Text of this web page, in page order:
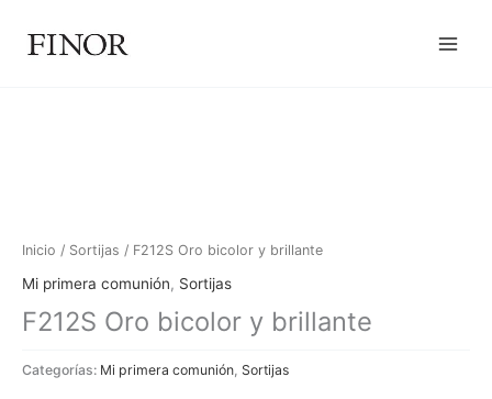
contenido
Inicio / Sortijas / F212S Oro bicolor y brillante
Mi primera comunión, Sortijas
F212S Oro bicolor y brillante
Categorías: Mi primera comunión Sortijas